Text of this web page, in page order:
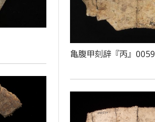
亀腹甲刻辞『丙』0059